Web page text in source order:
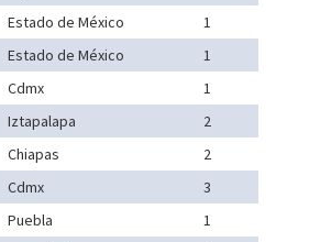
Estado de México
1
Estado de México
1
Cdmx
1
Iztapalapa
2
Chiapas
2
Cdmx
3
Puebla
1